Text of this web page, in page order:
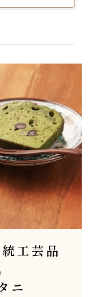
工芸品
ニ